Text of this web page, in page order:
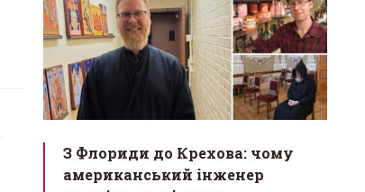
З Флориди до Крехова: чому
американський інженер